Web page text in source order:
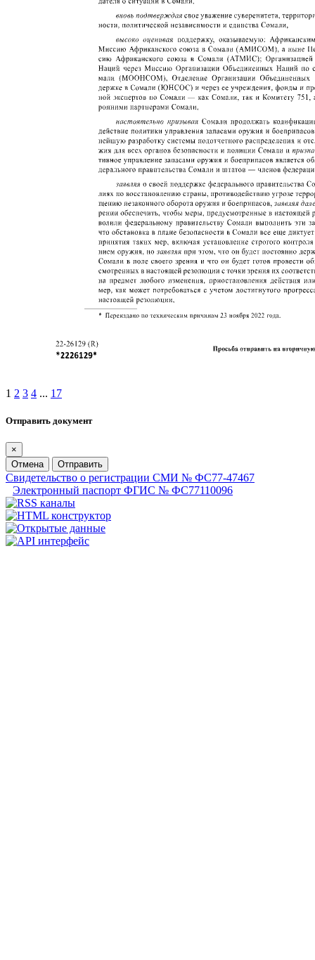
1 2 3 4 ... 17
Отправить документ
×
Отмена
Отправить
Свидетельство о регистрации СМИ № ФС77-47467
Электронный паспорт ФГИС № ФС77110096